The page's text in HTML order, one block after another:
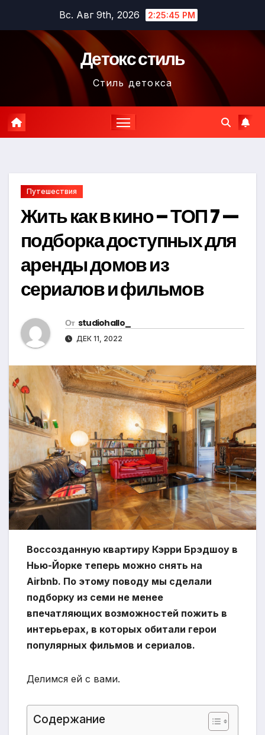
содержимому
Вс. Авг 9th, 2026 2:25:47 PM
Детокс стиль
Стиль детокса
Путешествия
Жить как в кино – ТОП 7 —
подборка доступных для
аренды домов из
сериалов и фильмов
От studiohallo_
ДЕК 11, 2022
Воссозданную квартиру Кэрри Брэдшоу в
Нью-Йорке теперь можно снять на
Airbnb. По этому поводу мы сделали
подборку из семи не менее
впечатляющих возможностей пожить в
интерьерах, в которых обитали герои
популярных фильмов и сериалов.
Делимся ей с вами.
Содержание